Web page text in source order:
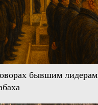
бывшим лидерам